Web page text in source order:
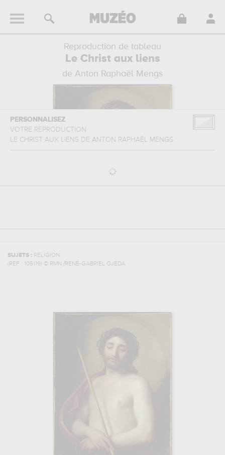
Reproduction de tableau
Le Christ aux liens
de Anton Raphaël Mengs
PERSONNALISEZ
VOTRE REPRODUCTION
LE CHRIST AUX LIENS DE ANTON RAPHAËL MENGS
SUJETS : RELIGION
(REF :
105119) © RMN /RENÉ-GABRIEL OJÉDA